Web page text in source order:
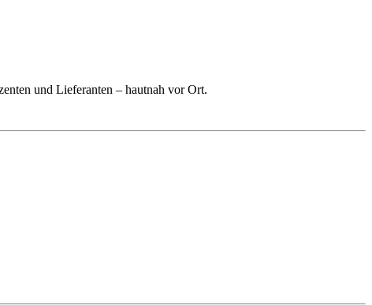
und Lieferanten – hautnah vor Ort.